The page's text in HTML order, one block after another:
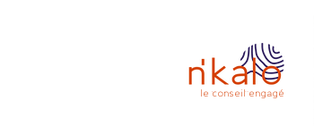
le conseil engagé